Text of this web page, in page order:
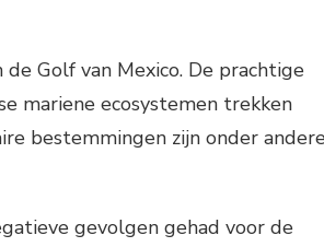
Golf van Mexico. De prachtige
mariene ecosystemen trekken
bestemmingen zijn onder
gevolgen gehad voor de